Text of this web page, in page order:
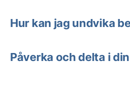
Hur kan jag undvika
Påverka och delta i